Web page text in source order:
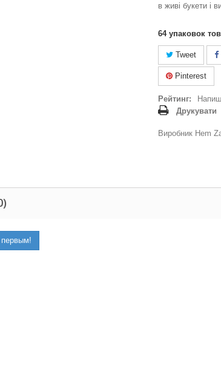
в живі букети і
64 упаковок
Tweet
Pinterest
Рейтинг:
Друкувати
Виробник Hem
первым!